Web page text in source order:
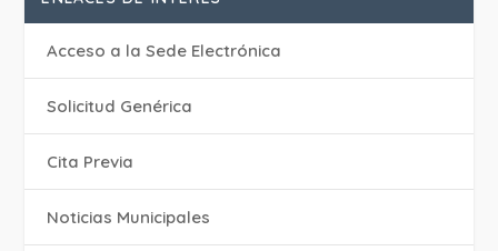
Acceso a la Sede Electrónica
Solicitud Genérica
Cita Previa
‎Noticias Municipales